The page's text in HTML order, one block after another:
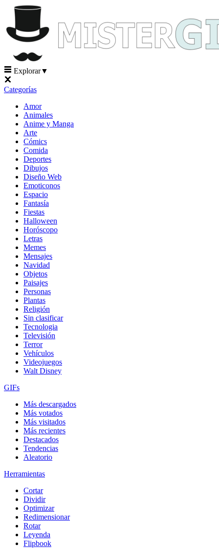
Explorar▼
Categorías
Amor
Animales
Anime y Manga
Arte
Cómics
Comida
Deportes
Dibujos
Diseño Web
Emoticonos
Espacio
Fantasía
Fiestas
Halloween
Horóscopo
Letras
Memes
Mensajes
Navidad
Objetos
Paisajes
Personas
Plantas
Religión
Sin clasificar
Tecnologia
Televisión
Terror
Vehículos
Videojuegos
Walt Disney
GIFs
Más descargados
Más votados
Más visitados
Más recientes
Destacados
Tendencias
Aleatorio
Herramientas
Cortar
Dividir
Optimizar
Redimensionar
Rotar
Leyenda
Flipbook